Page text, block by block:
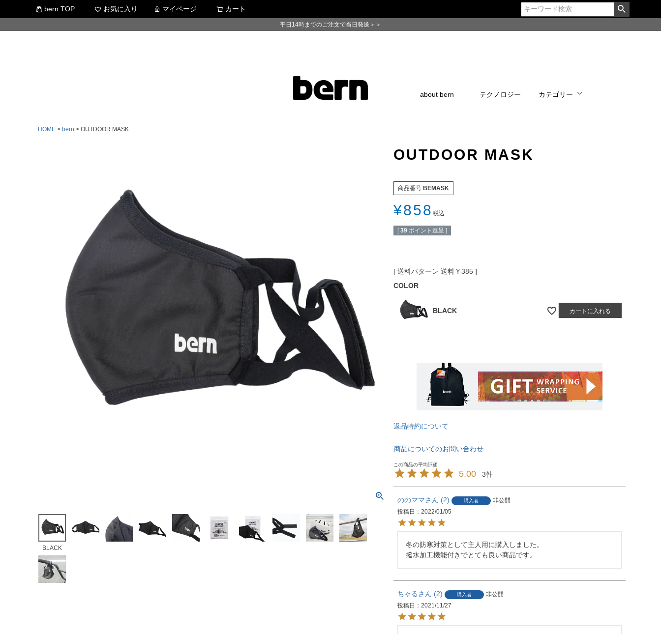
bern TOP お気に入り マイページ カート
平日14時までのご注文で当日発送＞＞
about bern テクノロジー カテゴリー
HOME bern OUTDOOR MASK
BLACK
OUTDOOR MASK
商品番号 BEMASK
¥858 税込
[ 39 ポイント進呈 ]
送料パターン 送料￥385
COLOR
BLACK カートに入れる
返品特約について
商品についてのお問い合わせ
5.00 3
ののママ 2 購入者
非公開
投稿日
2022/01/05
冬の防寒対策として主人用に購入しました。
撥水加工機能付きでとても良い商品です。
ちゃる 2 購入者
非公開
投稿日
2021/11/27